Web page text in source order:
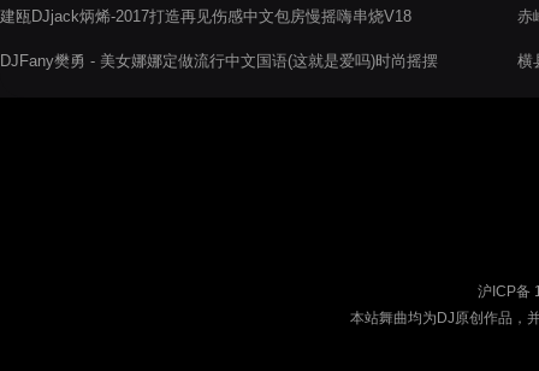
建瓯DJjack炳烯-2017打造再见伤感中文包房慢摇嗨串烧V18
DJFany樊勇 - 美女娜娜定做流行中文国语(这就是爱吗)时尚摇摆
赤
横
沪ICP备
本站舞曲均为DJ原创作品，